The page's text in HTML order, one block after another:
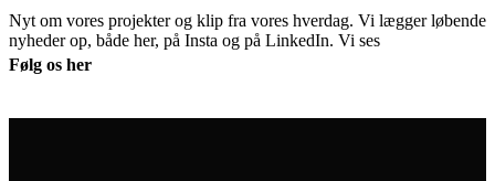
Nyt om vores projekter og klip fra vores hverdag. Vi lægger løbende
nyheder op, både her, på Insta og på LinkedIn. Vi ses
Følg os her